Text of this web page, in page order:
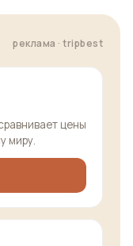
реклама · tripbest
цены
миру.